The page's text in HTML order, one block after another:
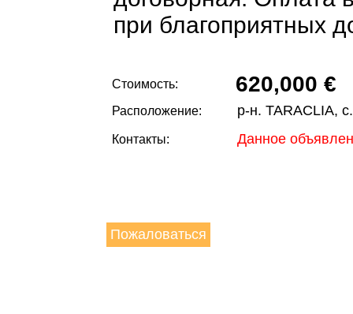
при благоприятных
Стоимость: 620,000 €
Расположение: р-н. TARACLIA,
Контакты: Данное
Пожаловаться